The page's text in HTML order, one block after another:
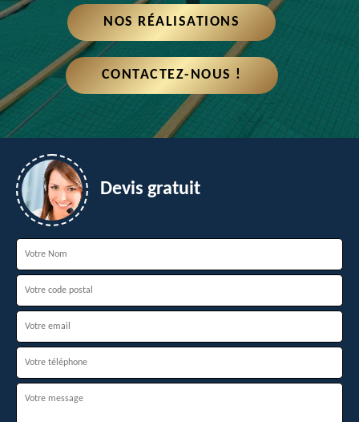
NOS RÉALISATIONS
CONTACTEZ-NOUS !
Devis gratuit